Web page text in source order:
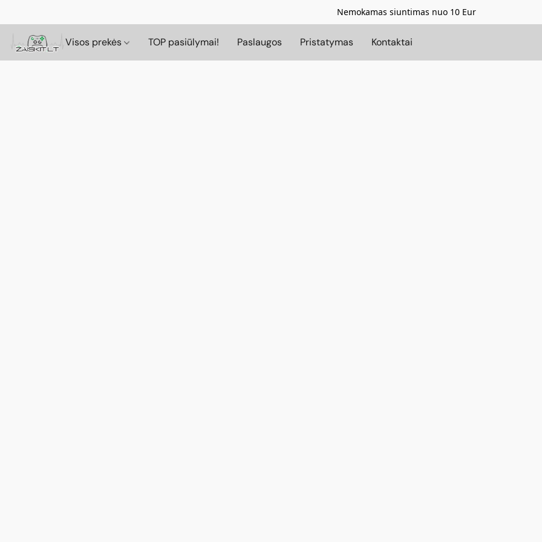
Nemokamas siuntimas nuo 10 Eur
Visos prekės TOP pasiūlymai! Paslaugos Pristatymas Kontaktai